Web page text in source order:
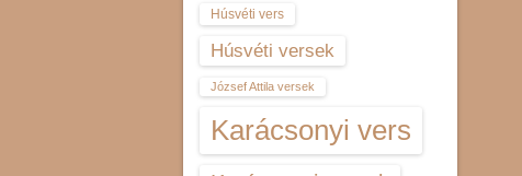
Húsvéti vers
Húsvéti versek
József Attila versek
Karácsonyi vers